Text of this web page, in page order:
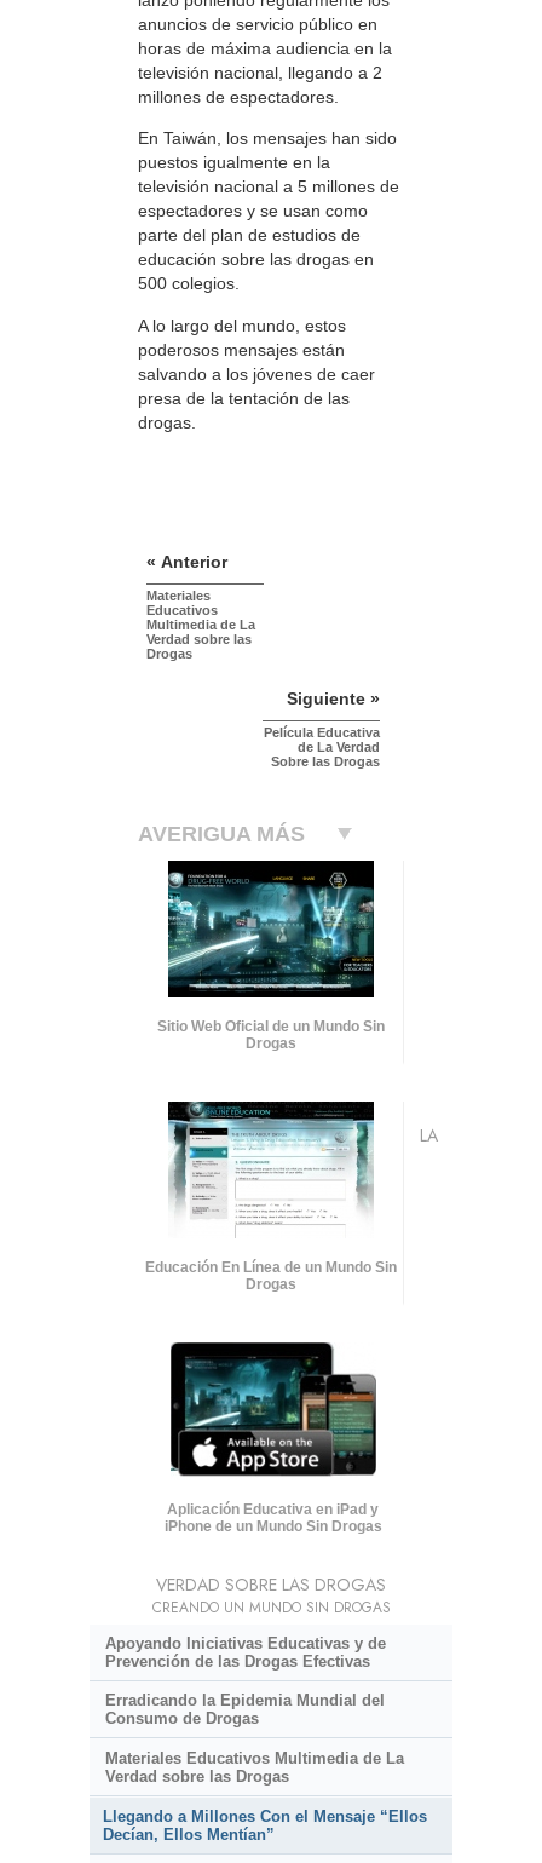
anuncios de servicio público en
horas de máxima audiencia en la
televisión nacional, llegando a 2
millones de espectadores.
En Taiwán, los mensajes han sido
puestos igualmente en la
televisión nacional a 5 millones de
espectadores y se usan como
parte del plan de estudios de
educación sobre las drogas en
500 colegios.
A lo largo del mundo, estos
poderosos mensajes están
salvando a los jóvenes de caer
presa de la tentación de las
drogas.
« Anterior
Materiales
Educativos
Multimedia de La
Verdad sobre las
Drogas
Siguiente »
Película Educativa
de La Verdad
Sobre las Drogas
AVERIGUA MÁS
Sitio Web Oficial de un Mundo Sin
Drogas
Educación En Línea de un Mundo Sin
Drogas
Aplicación Educativa en iPad y
iPhone de un Mundo Sin Drogas
LA
VERDAD SOBRE LAS DROGAS
CREANDO UN MUNDO SIN DROGAS
Apoyando Iniciativas Educativas y de
Prevención de las Drogas Efectivas
Erradicando la Epidemia Mundial del
Consumo de Drogas
Materiales Educativos Multimedia de La
Verdad sobre las Drogas
Llegando a Millones Con el Mensaje “Ellos
Decían, Ellos Mentían”